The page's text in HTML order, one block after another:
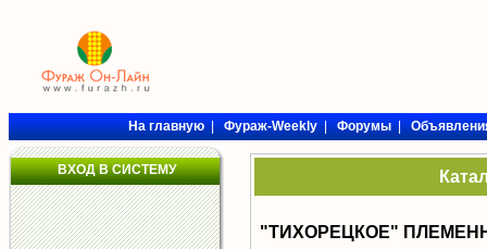
На главную|Фураж-Weekly|Форумы|
ВХОД В СИСТЕМУ
"ТИХОРЕЦКОЕ"